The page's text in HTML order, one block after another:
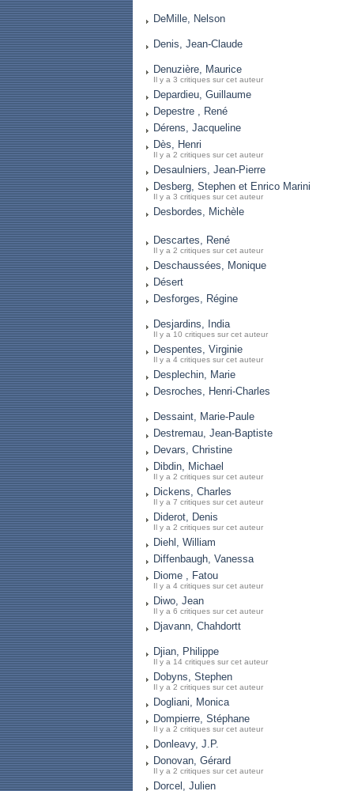
DeMille, Nelson
Denis, Jean-Claude
Denuzière, Maurice
Il y a 3 critiques sur cet auteur
Depardieu, Guillaume
Depestre , René
Dérens, Jacqueline
Dès, Henri
Il y a 2 critiques sur cet auteur
Desaulniers, Jean-Pierre
Desberg, Stephen et Enrico Marini
Il y a 3 critiques sur cet auteur
Desbordes, Michèle
Descartes, René
Il y a 2 critiques sur cet auteur
Deschaussées, Monique
Désert
Desforges, Régine
Desjardins, India
Il y a 10 critiques sur cet auteur
Despentes, Virginie
Il y a 4 critiques sur cet auteur
Desplechin, Marie
Desroches, Henri-Charles
Dessaint, Marie-Paule
Destremau, Jean-Baptiste
Devars, Christine
Dibdin, Michael
Il y a 2 critiques sur cet auteur
Dickens, Charles
Il y a 7 critiques sur cet auteur
Diderot, Denis
Il y a 2 critiques sur cet auteur
Diehl, William
Diffenbaugh, Vanessa
Diome , Fatou
Il y a 4 critiques sur cet auteur
Diwo, Jean
Il y a 6 critiques sur cet auteur
Djavann, Chahdortt
Djian, Philippe
Il y a 14 critiques sur cet auteur
Dobyns, Stephen
Il y a 2 critiques sur cet auteur
Dogliani, Monica
Dompierre, Stéphane
Il y a 2 critiques sur cet auteur
Donleavy, J.P.
Donovan, Gérard
Il y a 2 critiques sur cet auteur
Dorcel, Julien